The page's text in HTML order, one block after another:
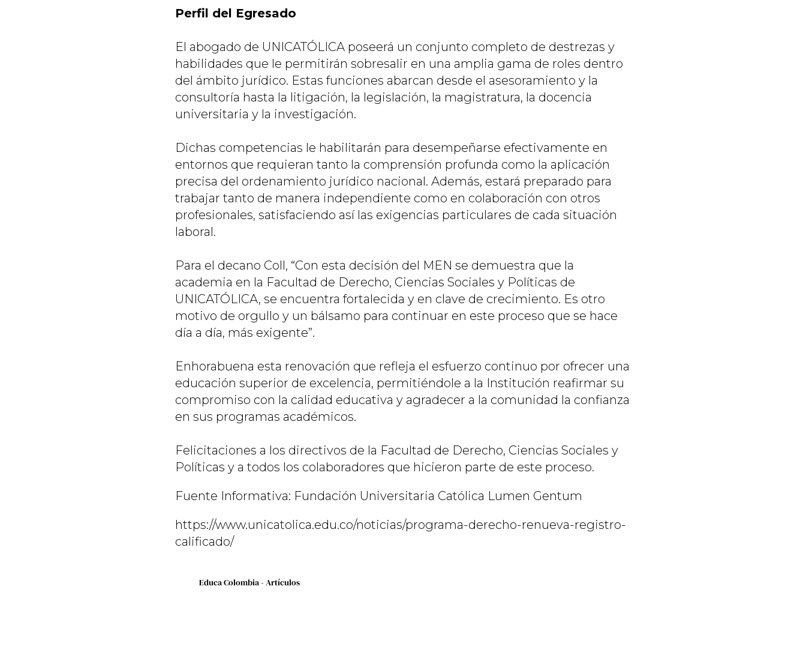
Perfil del Egresado
El abogado de UNICATÓLICA poseerá un conjunto completo de destrezas y
habilidades que le permitirán sobresalir en una amplia gama de roles dentro
del ámbito jurídico. Estas funciones abarcan desde el asesoramiento y la
consultoría hasta la litigación, la legislación, la magistratura, la docencia
universitaria y la investigación.
Dichas competencias le habilitarán para desempeñarse efectivamente en
entornos que requieran tanto la comprensión profunda como la aplicación
precisa del ordenamiento jurídico nacional. Además, estará preparado para
trabajar tanto de manera independiente como en colaboración con otros
profesionales, satisfaciendo así las exigencias particulares de cada situación
laboral.
Para el decano Coll, “Con esta decisión del MEN se demuestra que la
academia en la Facultad de Derecho, Ciencias Sociales y Políticas de
UNICATÓLICA, se encuentra fortalecida y en clave de crecimiento. Es otro
motivo de orgullo y un bálsamo para continuar en este proceso que se hace
día a día, más exigente”.
Enhorabuena esta renovación que refleja el esfuerzo continuo por ofrecer una
educación superior de excelencia, permitiéndole a la Institución reafirmar su
compromiso con la calidad educativa y agradecer a la comunidad la confianza
en sus programas académicos.
Felicitaciones a los directivos de la Facultad de Derecho, Ciencias Sociales y
Políticas y a todos los colaboradores que hicieron parte de este proceso.
Fuente Informativa: Fundación Universitaria Católica Lumen Gentum
https://www.unicatolica.edu.co/noticias/programa-derecho-renueva-registro-
calificado/
Educa Colombia - Artículos